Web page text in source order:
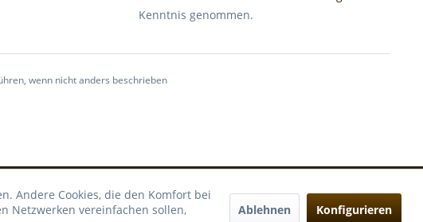
Kenntnis genommen.
wenn nicht anders beschrieben
Andere Cookies, die den Komfort bei
Netzwerken vereinfachen sollen,
Ablehnen Konfigurieren